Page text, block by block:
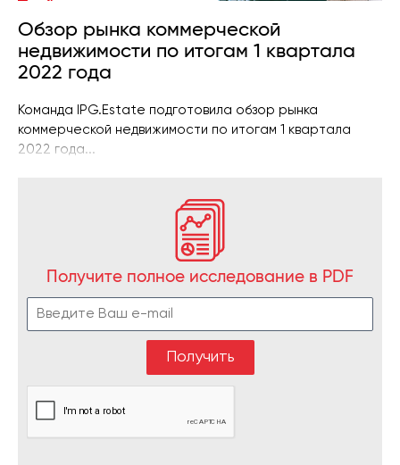
Обзор рынка коммерческой
недвижимости по итогам 1 квартала
2022 года
Команда IPG.Estate подготовила обзор рынка
коммерческой недвижимости по итогам 1 квартала
2022 года...
Получите полное исследование в PDF